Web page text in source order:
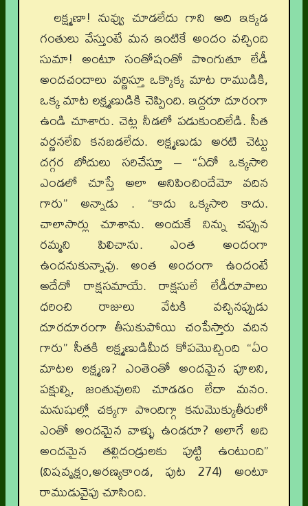
లక్ష్మణా! నువ్వు చూడలేదు గాని అది ఇక్కడ
గంతులు వేస్తుంటే మన ఇంటికే అందం వచ్చింది
సుమా! అంటూ సంతోషంతో పొంగుతూ లేడీ
అందచందాలు వర్ణిస్తూ ఒక్కొక్క మాట రాముడికి,
ఒక్క మాట లక్ష్మణుడికి చెప్పింది. ఇద్దరూ దూరంగా
ఉండి చూశారు. చెట్ల నీడలో పడుకుందిలేడి. సీత
వర్ణనలేవి కనబడలేదు. లక్ష్మణుడు అరటి చెట్టు
దగ్గర బోదులు సరిచేస్తూ – “ఏదో ఒక్కసారి
ఎండలో చూస్తే అలా అనిపించిందేమో వదిన
గారు” అన్నాడు . “కాదు ఒక్కసారి కాదు.
చాలాసార్లు చూశాను. అందుకే నిన్ను చప్పున
రమ్మని పిలిచాను. ఎంత అందంగా
ఉందనుకున్నావు. అంత అందంగా ఉందంటే
అదేదో రాక్షసమాయే. రాక్షసులే లేడీరూపాలు
ధరించి రాజులు వేటకి వచ్చినప్పుడు
దూరదూరంగా తీసుకుపోయి చంపేస్తారు వదిన
గారు” సీతకి లక్ష్మణుడిమీద కోపమొచ్చింది “ఏం
మాటల లక్ష్మణ? ఎంతెంతో అందమైన పూలని,
పక్షుల్ని, జంతువులని చూడడం లేదా మనం.
మనుషుల్లో చక్కగా పొందిగ్గా కనుమొక్కుతీరులో
ఎంతో అందమైన వాళ్ళు ఉండరూ? అలాగే అది
అందమైన తల్లిదండ్రులకు పుట్టి ఉంటుంది”
(విషవృక్షం,అరణ్యకాండ, పుట 274) అంటూ
రాముడువైపు చూసింది.